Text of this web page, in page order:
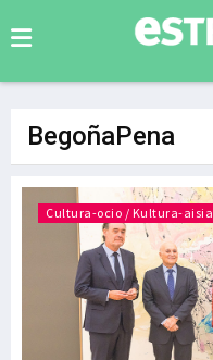
BegoñaPena
Cultura-ocio / Kultura-aisia